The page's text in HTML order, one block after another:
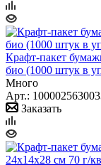
Крафт-пакет
био (1000 штук в
Много
Арт.:
Заказать